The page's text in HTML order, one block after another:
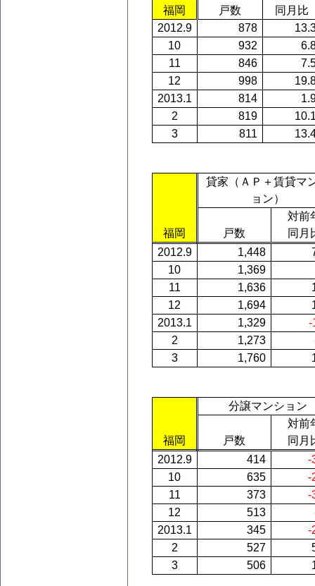
福岡
戸数
同月比
2012.9
878
10
932
11
846
12
998
2013.1
814
2
819
3
811
福岡
貸家（ＡＰ＋賃貸マ
ョン）
対前
戸数
同月
2012.9
1,448
10
1,369
11
1,636
12
1,694
2013.1
1,329
-
2
1,273
3
1,760
福岡
分譲マンション
対前
戸数
同月
2012.9
414
-
10
635
-
11
373
-
12
513
2013.1
345
-
2
527
3
506